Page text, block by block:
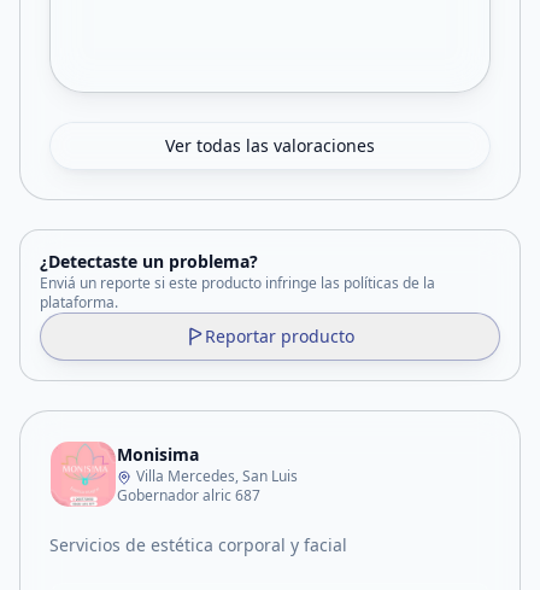
Ver todas las valoraciones
¿Detectaste un problema?
Enviá un reporte si este producto infringe las políticas de la
plataforma.
Reportar producto
Monisima
Villa Mercedes, San Luis
Gobernador alric 687
Servicios de estética corporal y facial